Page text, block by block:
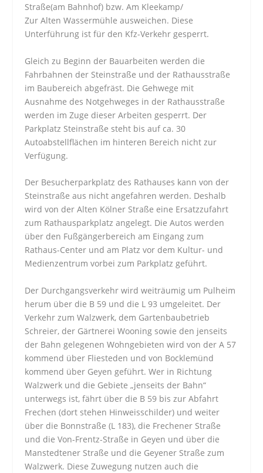
Straße(am Bahnhof) bzw. Am Kleekamp/
Zur Alten Wassermühle ausweichen. Diese
Unterführung ist für den Kfz-Verkehr gesperrt.
Gleich zu Beginn der Bauarbeiten werden die
Fahrbahnen der Steinstraße und der Rathausstraße
im Baubereich abgefräst. Die Gehwege mit
Ausnahme des Notgehweges in der Rathausstraße
werden im Zuge dieser Arbeiten gesperrt. Der
Parkplatz Steinstraße steht bis auf ca. 30
Autoabstellflächen im hinteren Bereich nicht zur
Verfügung.
Der Besucherparkplatz des Rathauses kann von der
Steinstraße aus nicht angefahren werden. Deshalb
wird von der Alten Kölner Straße eine Ersatzzufahrt
zum Rathausparkplatz angelegt. Die Autos werden
über den Fußgängerbereich am Eingang zum
Rathaus-Center und am Platz vor dem Kultur- und
Medienzentrum vorbei zum Parkplatz geführt.
Der Durchgangsverkehr wird weiträumig um Pulheim
herum über die B 59 und die L 93 umgeleitet. Der
Verkehr zum Walzwerk, dem Gartenbaubetrieb
Schreier, der Gärtnerei Wooning sowie den jenseits
der Bahn gelegenen Wohngebieten wird von der A 57
kommend über Fliesteden und von Bocklemünd
kommend über Geyen geführt. Wer in Richtung
Walzwerk und die Gebiete „jenseits der Bahn“
unterwegs ist, fährt über die B 59 bis zur Abfahrt
Frechen (dort stehen Hinweisschilder) und weiter
über die Bonnstraße (L 183), die Frechener Straße
und die Von-Frentz-Straße in Geyen und über die
Manstedtener Straße und die Geyener Straße zum
Walzwerk. Diese Zuwegung nutzen auch die